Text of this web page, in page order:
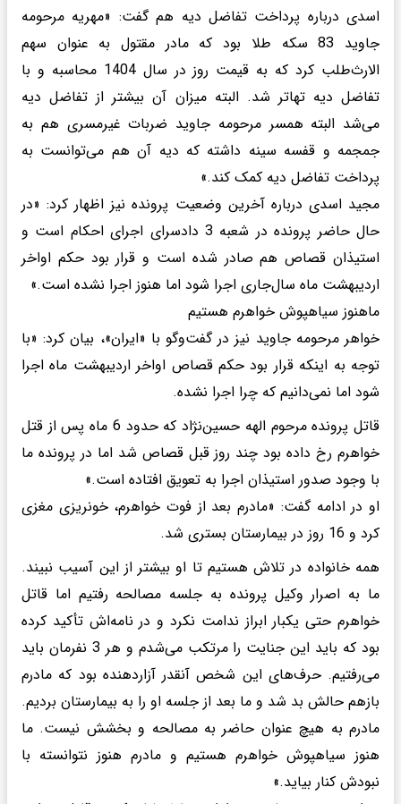
اسدی درباره پرداخت تفاضل دیه هم گفت: «مهریه مرحومه
جاوید 83 سکه طلا بود که مادر مقتول به عنوان سهم
الارث‌طلب کرد که به قیمت روز در سال 1404 محاسبه و با
تفاضل دیه تهاتر شد. البته میزان آن بیشتر از تفاضل دیه
می‌شد البته همسر مرحومه جاوید ضربات غیرمسری هم به
جمجمه و قفسه سینه داشته که دیه آن هم می‌توانست به
پرداخت تفاضل دیه کمک کند.»
مجید اسدی درباره آخرین وضعیت پرونده نیز اظهار کرد: «در
حال حاضر پرونده در شعبه 3 دادسرای اجرای احکام است و
استیذان قصاص هم صادر شده است و قرار بود حکم اواخر
اردیبهشت ماه سال‌جاری اجرا شود اما هنوز اجرا نشده است.»
ماهنوز سیاهپوش خواهرم هستیم
خواهر مرحومه جاوید نیز در گفت‌و‌گو با «ایران»، بیان کرد: «با
توجه به اینکه قرار بود حکم قصاص اواخر اردیبهشت ماه اجرا
شود اما نمی‌دانیم که چرا اجرا نشده.
قاتل پرونده مرحوم الهه حسین‌نژاد که حدود 6 ماه پس از قتل
خواهرم رخ داده بود چند روز قبل قصاص شد اما در پرونده ما
با وجود صدور استیذان اجرا به تعویق افتاده است.»
او در ادامه گفت: «مادرم بعد از فوت خواهرم، خونریزی مغزی
کرد و 16 روز در بیمارستان بستری شد.
همه خانواده در تلاش هستیم تا او بیشتر از این آسیب نبیند.
ما به اصرار وکیل پرونده به جلسه مصالحه رفتیم اما قاتل
خواهرم حتی یکبار ابراز ندامت نکرد و در نامه‌اش تأکید کرده
بود که باید این جنایت را مرتکب می‌شدم و هر 3 نفرمان باید
می‌رفتیم. حرف‌های این شخص آنقدر آزاردهنده بود که مادرم
بازهم حالش بد شد و ما بعد از جلسه او را به بیمارستان بردیم.
مادرم به هیچ عنوان حاضر به مصالحه و بخشش نیست. ما
هنوز سیاهپوش خواهرم هستیم و مادرم هنوز نتوانسته با
نبودش کنار بیاید.»